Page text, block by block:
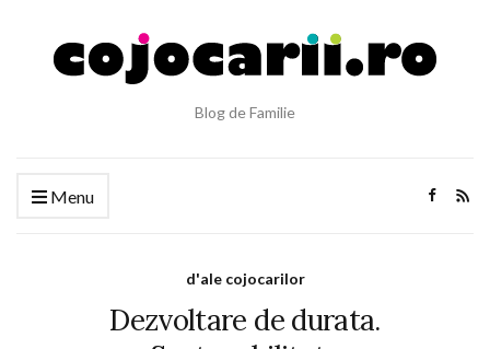
Blog de Familie
Menu
d'ale cojocarilor
Dezvoltare de durata.